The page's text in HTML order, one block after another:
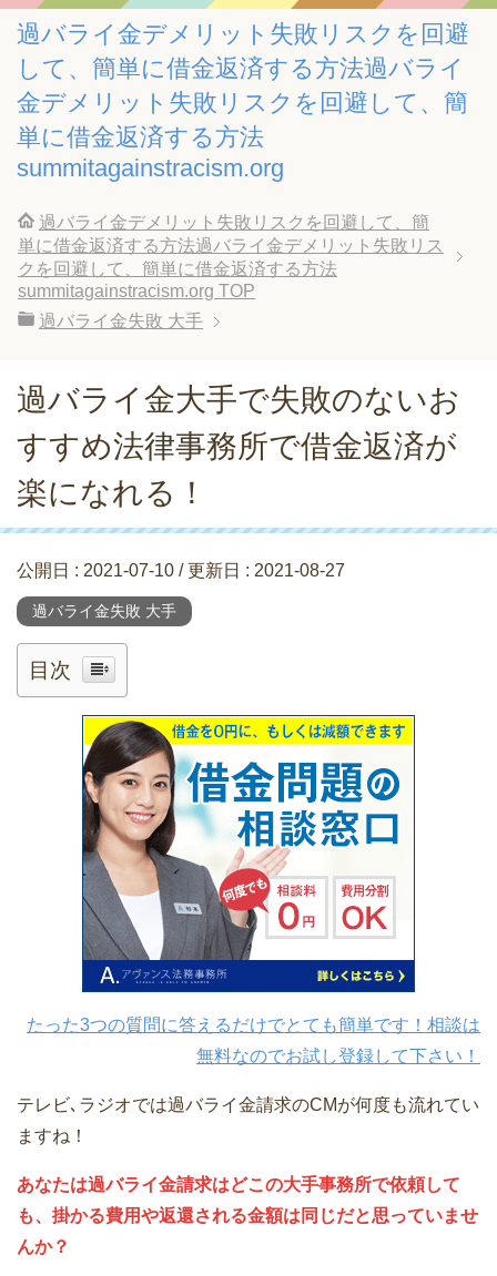
過バライ金デメリット失敗リスクを回避
して、簡単に借金返済する方法過バライ
金デメリット失敗リスクを回避して、簡
単に借金返済する方法
summitagainstracism.org
過バライ金デメリット失敗リスクを回避して、簡
単に借金返済する方法過バライ金デメリット失敗リス
クを回避して、簡単に借金返済する方法
summitagainstracism.org TOP
過バライ金失敗 大手
過バライ金大手で失敗のないお
すすめ法律事務所で借金返済が
楽になれる！
公開日 : 2021-07-10 / 更新日 : 2021-08-27
過バライ金失敗 大手
目次
たった3つの質問に答えるだけでとても簡単です！相談は
無料なのでお試し登録して下さい！
テレビ､ラジオでは過バライ金請求のCMが何度も流れてい
ますね！
あなたは過バライ金請求はどこの大手事務所で依頼して
も、掛かる費用や返還される金額は同じだと思っていませ
んか？